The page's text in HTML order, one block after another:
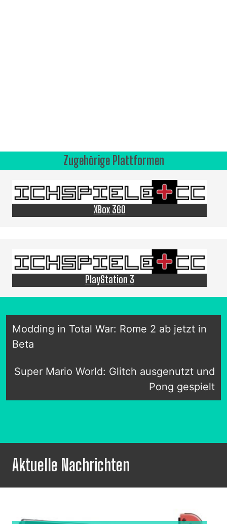
Zugehörige Plattformen
XBox 360
PlayStation 3
Modding in Total War: Rome 2 ab jetzt in
Beta
Super Mario World: Glitch ausgenutzt und
Pong gespielt
Aktuelle Nachrichten